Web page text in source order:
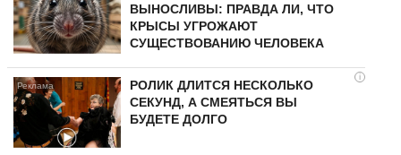
ВЫНОСЛИВЫ: ПРАВДА ЛИ, ЧТО
КРЫСЫ УГРОЖАЮТ
СУЩЕСТВОВАНИЮ ЧЕЛОВЕКА
i
РОЛИК ДЛИТСЯ НЕСКОЛЬКО
СЕКУНД, А СМЕЯТЬСЯ ВЫ
БУДЕТЕ ДОЛГО